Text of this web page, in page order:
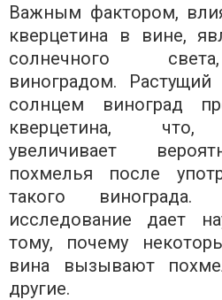
Важным фактором,
кверцетина в вине,
солнечного
виноградом.
солнцем виноград
кверцетина, что,
увеличивает
похмелья после
такого винограда.
исследование дает
тому, почему
вина вызывают
другие.